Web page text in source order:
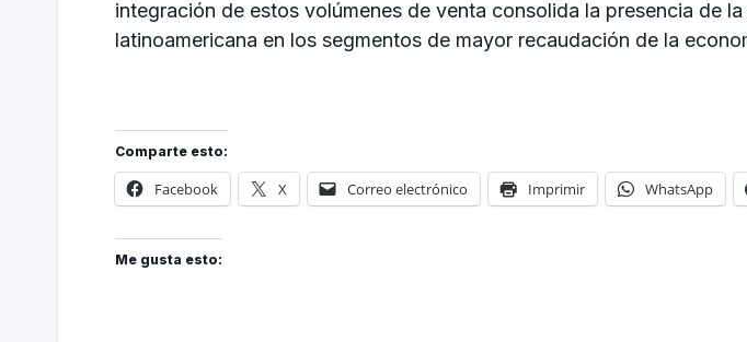
integración de estos volúmenes de venta consolida la presencia de
latinoamericana en los segmentos de mayor recaudación de la
Comparte esto:
Facebook X Correo electrónico Imprimir WhatsApp
Me gusta esto: